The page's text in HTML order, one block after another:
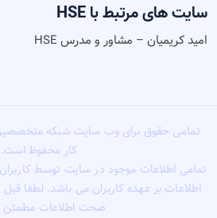
سایت های مرتبط با HSE
امید کریمیان – مشاور و مدرس HSE
تمامی حقوق برای وب سایت شبکه
کار محفوظ است.
تمامی اطلاعات موجود در سایت توسط
اطلاعات بر عهده کاربران می باشد. لطفا
صحت اطلاعات مطمئن